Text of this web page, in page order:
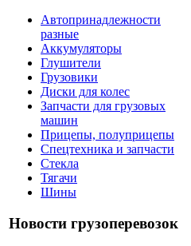
Автопринадлежности
разные
Аккумуляторы
Глушители
Грузовики
Диски для колес
Запчасти для грузовых
машин
Прицепы, полуприцепы
Спецтехника и запчасти
Стекла
Тягачи
Шины
Новости грузоперевозок